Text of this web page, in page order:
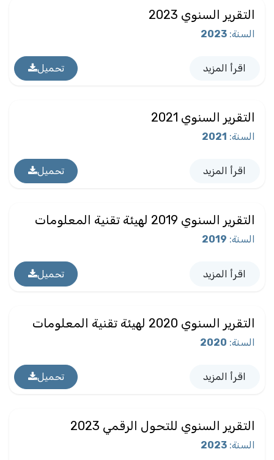
التقرير السنوي 2023
السنة:
2023
اقرأ المزيد تحميل
التقرير السنوي 2021
السنة:
2021
اقرأ المزيد تحميل
التقرير السنوي 2019 لهيئة تقنية المعلومات
السنة:
2019
اقرأ المزيد تحميل
التقرير السنوي 2020 لهيئة تقنية المعلومات
السنة:
2020
اقرأ المزيد تحميل
التقرير السنوي للتحول الرقمي 2023
السنة:
2023